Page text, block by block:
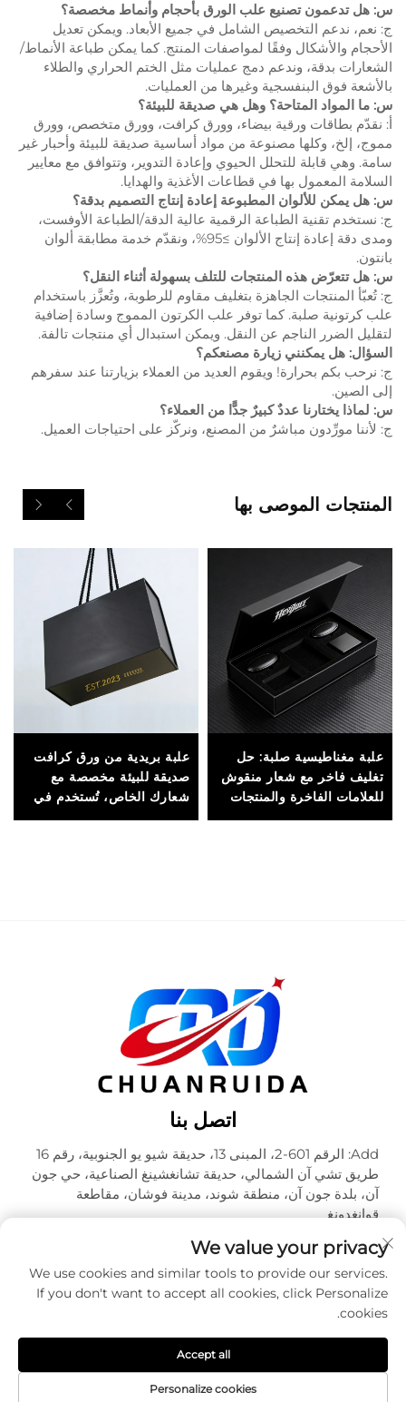
س: هل تدعمون تصنيع علب الورق بأحجام وأنماط مخصصة؟
ج: نعم، ندعم التخصيص الشامل في جميع الأبعاد. ويمكن تعديل
الأحجام والأشكال وفقًا لمواصفات المنتج. كما يمكن طباعة الأنماط/
الشعارات بدقة، وندعم دمج عمليات مثل الختم الحراري والطلاء
بالأشعة فوق البنفسجية وغيرها من العمليات.
س: ما المواد المتاحة؟ وهل هي صديقة للبيئة؟
أ: نقدّم بطاقات ورقية بيضاء، وورق كرافت، وورق متخصص، وورق
مموج، إلخ، وكلها مصنوعة من مواد أساسية صديقة للبيئة وأحبار غير
سامة. وهي قابلة للتحلل الحيوي وإعادة التدوير، وتتوافق مع معايير
السلامة المعمول بها في قطاعات الأغذية والهدايا.
س: هل يمكن للألوان المطبوعة إعادة إنتاج التصميم بدقة؟
ج: نستخدم تقنية الطباعة الرقمية عالية الدقة/الطباعة الأوفست،
ومدى دقة إعادة إنتاج الألوان ≥95%، ونقدّم خدمة مطابقة ألوان
بانتون.
س: هل تتعرّض هذه المنتجات للتلف بسهولة أثناء النقل؟
ج: تُعبّأ المنتجات الجاهزة بتغليف مقاوم للرطوبة، وتُعزَّز باستخدام
علب كرتونية صلبة. كما توفر علب الكرتون المموج وسادة إضافية
لتقليل الضرر الناجم عن النقل. ويمكن استبدال أي منتجات تالفة.
السؤال: هل يمكنني زيارة مصنعكم؟
ج: نرحب بكم بحرارة! ويقوم العديد من العملاء بزيارتنا عند سفرهم
إلى الصين.
س: لماذا يختارنا عددٌ كبيرٌ جدًّا من العملاء؟
ج: لأننا مورِّدون مباشرٌ من المصنع، ونركّز على احتياجات العميل.
المنتجات الموصى بها
علبة مغناطيسية صلبة: حل
تغليف فاخر مع شعار منقوش
للعلامات الفاخرة والمنتجات
الراقية
علبة بريدية من ورق كرافت
صديقة للبيئة مخصصة مع
شعارك الخاص، تُستخدم في
تغليف الشحن وتغليف
اتصل بنا
Add: الرقم 601-2، المبنى 13، حديقة شيو يو الجنوبية، رقم 16
طريق تشي آن الشمالي، حديقة تشانغشينغ الصناعية، حي جون
آن، بلدة جون آن، منطقة شوند، مدينة فوشان، مقاطعة
قوانغدونغ
هاتف:+86-18320933590
البريد الإلكتروني: [email protected]
المحدودة. جميع الحقوق محفوظة -
We value your privacy
We use cookies and similar tools to provide our services.
If you don't want to accept all cookies, click Personalize
cookies.
Personalize cookies
Accept all